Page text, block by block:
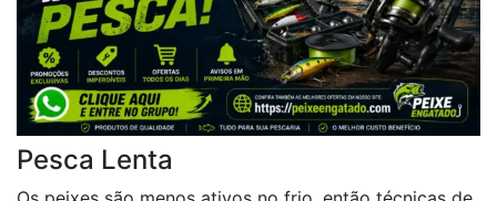
Pesca Lenta